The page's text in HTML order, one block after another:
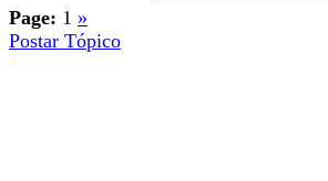
Page: 1 »
Postar Tópico